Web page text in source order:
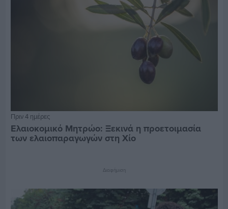
Πριν 4 ημέρες
Ελαιοκομικό Μητρώο: Ξεκινά η προετοιμασία
των ελαιοπαραγωγών στη Χίο
Διαφήμιση